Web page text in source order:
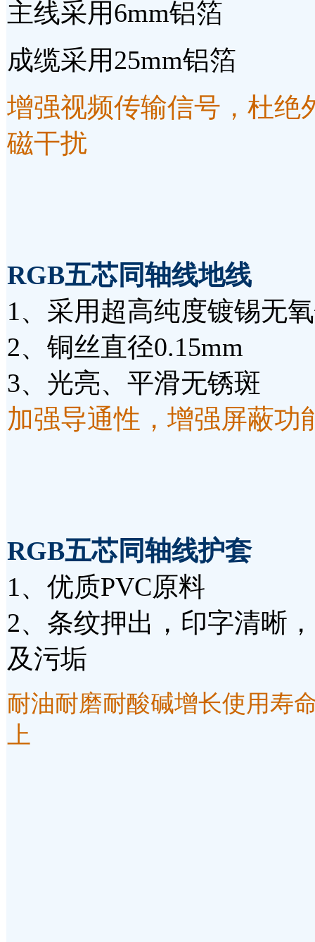
主线采用6mm铝箔
成缆采用25mm铝箔
增强视频传输信号，杜绝
磁干扰
RGB五芯同轴线地线
1、采用超高纯度镀锡无
2、铜丝直径0.15mm
3、光亮、平滑无锈斑
加强导通性，增强屏蔽功
RGB五芯同轴线护套
1、优质PVC原料
2、条纹押出，印字清晰
及污垢
耐油耐磨耐酸碱增长使用寿
上